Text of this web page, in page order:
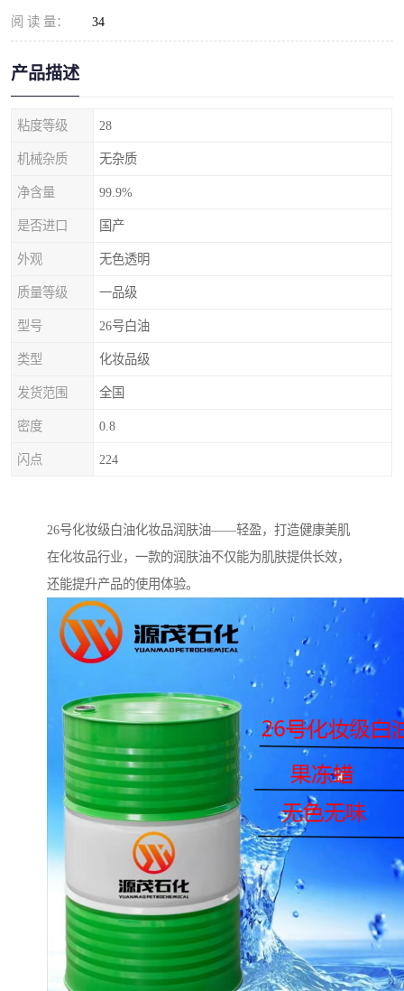
阅 读 量： 34
产品描述
粘度等级 28
机械杂质 无杂质
净含量 99.9%
是否进口 国产
外观 无色透明
质量等级 一品级
型号 26号白油
类型 化妆品级
发货范围 全国
密度 0.8
闪点 224
26号化妆级白油化妆品润肤油——轻盈，打造健康美肌
在化妆品行业，一款的润肤油不仅能为肌肤提供长效，
还能提升产品的使用体验。